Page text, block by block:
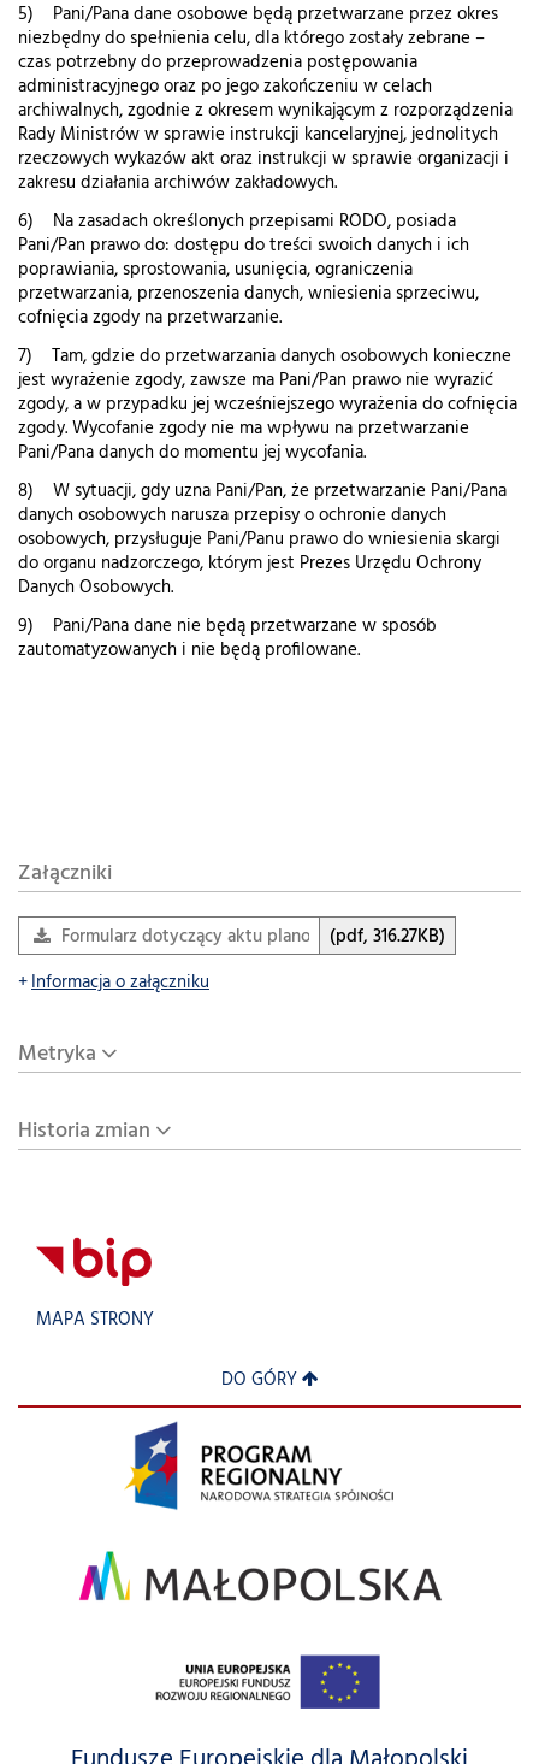
5) Pani/Pana dane osobowe będą przetwarzane przez okres
niezbędny do spełnienia celu, dla którego zostały zebrane –
czas potrzebny do przeprowadzenia postępowania
administracyjnego oraz po jego zakończeniu w celach
archiwalnych, zgodnie z okresem wynikającym z rozporządzenia
Rady Ministrów w sprawie instrukcji kancelaryjnej, jednolitych
rzeczowych wykazów akt oraz instrukcji w sprawie organizacji i
zakresu działania archiwów zakładowych.
6) Na zasadach określonych przepisami RODO, posiada
Pani/Pan prawo do: dostępu do treści swoich danych i ich
poprawiania, sprostowania, usunięcia, ograniczenia
przetwarzania, przenoszenia danych, wniesienia sprzeciwu,
cofnięcia zgody na przetwarzanie.
7) Tam, gdzie do przetwarzania danych osobowych konieczne
jest wyrażenie zgody, zawsze ma Pani/Pan prawo nie wyrazić
zgody, a w przypadku jej wcześniejszego wyrażenia do cofnięcia
zgody. Wycofanie zgody nie ma wpływu na przetwarzanie
Pani/Pana danych do momentu jej wycofania.
8) W sytuacji, gdy uzna Pani/Pan, że przetwarzanie Pani/Pana
danych osobowych narusza przepisy o ochronie danych
osobowych, przysługuje Pani/Panu prawo do wniesienia skargi
do organu nadzorczego, którym jest Prezes Urzędu Ochrony
Danych Osobowych.
9) Pani/Pana dane nie będą przetwarzane w sposób
zautomatyzowanych i nie będą profilowane.
Załączniki
Formularz dotyczący aktu planowania przestrzennego
(pdf, 316.27KB)
Informacja o załączniku
Metryka
Historia zmian
MAPA STRONY
DO GÓRY